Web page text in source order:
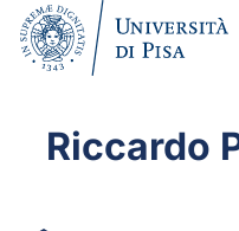
Riccardo